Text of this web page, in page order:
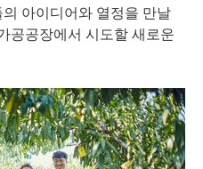
아이디어와 열정을 만날
공공장에서 시도할 새로운